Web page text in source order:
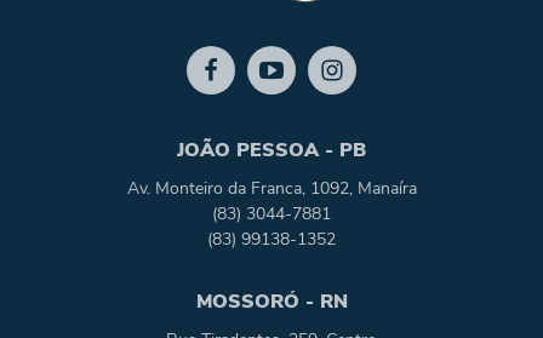
JOÃO PESSOA - PB
Av. Monteiro da Franca, 1092, Manaíra
(83) 3044-7881
(83) 99138-1352
MOSSORÓ - RN